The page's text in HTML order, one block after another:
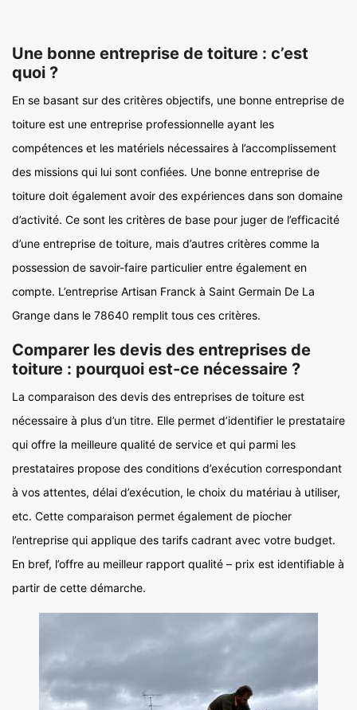
Une bonne entreprise de toiture : c’est
quoi ?
En se basant sur des critères objectifs, une bonne entreprise de
toiture est une entreprise professionnelle ayant les
compétences et les matériels nécessaires à l’accomplissement
des missions qui lui sont confiées. Une bonne entreprise de
toiture doit également avoir des expériences dans son domaine
d’activité. Ce sont les critères de base pour juger de l’efficacité
d’une entreprise de toiture, mais d’autres critères comme la
possession de savoir-faire particulier entre également en
compte. L’entreprise Artisan Franck à Saint Germain De La
Grange dans le 78640 remplit tous ces critères.
Comparer les devis des entreprises de
toiture : pourquoi est-ce nécessaire ?
La comparaison des devis des entreprises de toiture est
nécessaire à plus d’un titre. Elle permet d’identifier le prestataire
qui offre la meilleure qualité de service et qui parmi les
prestataires propose des conditions d’exécution correspondant
à vos attentes, délai d’exécution, le choix du matériau à utiliser,
etc. Cette comparaison permet également de piocher
l’entreprise qui applique des tarifs cadrant avec votre budget.
En bref, l’offre au meilleur rapport qualité – prix est identifiable à
partir de cette démarche.